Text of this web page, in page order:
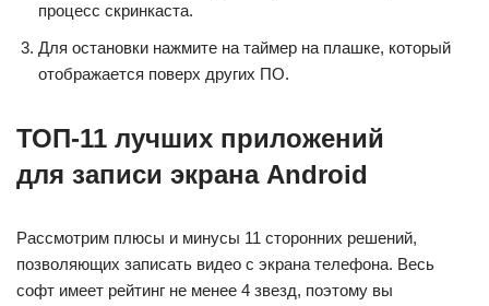
процесс скринкаста.
Для остановки нажмите на таймер на плашке, который
отображается поверх других ПО.
ТОП-11 лучших приложений
для записи экрана Android
Рассмотрим плюсы и минусы 11 сторонних решений,
позволяющих записать видео с экрана телефона. Весь
софт имеет рейтинг не менее 4 звезд, поэтому вы